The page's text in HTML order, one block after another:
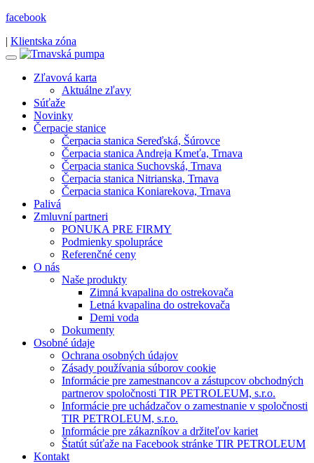
facebook
| Klientska zóna
Zľavová karta
Aktuálne zľavy
Súťaže
Novinky
Čerpacie stanice
Čerpacia stanica Sereďská, Šúrovce
Čerpacia stanica Andreja Kmeťa, Trnava
Čerpacia stanica Suchovská, Trnava
Čerpacia stanica Nitrianska, Trnava
Čerpacia stanica Koniarekova, Trnava
Palivá
Zmluvní partneri
PONUKA PRE FIRMY
Podmienky spolupráce
Referenčné ceny
O nás
Naše produkty
Zimná kvapalina do ostrekovača
Letná kvapalina do ostrekovača
Demi voda
Dokumenty
Osobné údaje
Ochrana osobných údajov
Zásady používania súborov cookie
Informácie pre zamestnancov a zástupcov obchodných
partnerov spoločnosti TIR PETROLEUM, s.r.o.
Informácie pre uchádzačov o zamestnanie v spoločnosti
TIR PETROLEUM, s.r.o.
Informácie pre zákazníkov a držiteľov kariet
Štatút súťaže na Facebook stránke TIR PETROLEUM
Kontakt